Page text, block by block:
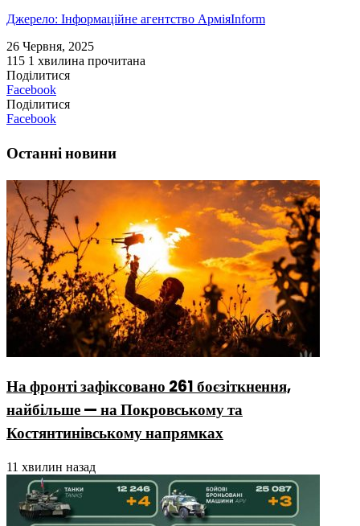
Джерело: Інформаційне агентство АрміяInform
26 Червня, 2025
115 1 хвилина прочитана
Поділитися
Facebook
Поділитися
Facebook
Останні новини
На фронті зафіксовано 261 боєзіткнення,
найбільше — на Покровському та
Костянтинівському напрямках
11 хвилин назад